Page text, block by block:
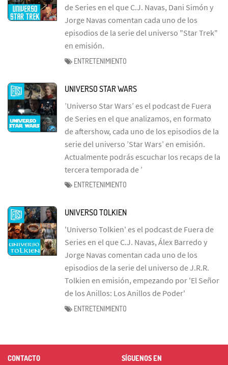
de Series en el que C.J. Navas, Dani Simón y
Jorge Navas comentan cada uno de los
episodios de la serie del universo "Star Trek"
en emisión.
ENTRETENIMIENTO
UNIVERSO STAR WARS
’Universo Star Wars’ es el podcast de Fuera
de Series en el que analizamos, en formato
de aftershow, cada uno de los episodios de la
serie del universo ’Star Wars’ en emisión.
Actualmente podrás escuchar los recaps de la
tercera temporada de ’
ENTRETENIMIENTO
UNIVERSO TOLKIEN
'Universo Tolkien' es el podcast de Fuera de
Series en el que C.J. Navas, Álex Barredo y
Jorge Navas comentan cada uno de los
episodios de la serie del universo de J.R.R.
Tolkien en emisión, empezando por 'El Señor
de los Anillos: Los Anillos de Poder'
ENTRETENIMIENTO
CONTACTO SÍGUENOS EN